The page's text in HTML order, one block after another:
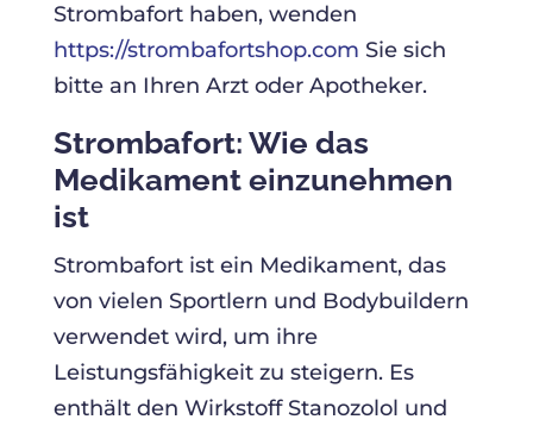
Strombafort haben, wenden
https://strombafortshop.com Sie sich
bitte an Ihren Arzt oder Apotheker.
Strombafort: Wie das
Medikament einzunehmen
ist
Strombafort ist ein Medikament, das
von vielen Sportlern und Bodybuildern
verwendet wird, um ihre
Leistungsfähigkeit zu steigern. Es
enthält den Wirkstoff Stanozolol und